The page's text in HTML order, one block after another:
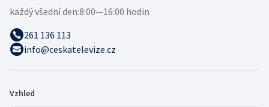
každý všední den:8:00—16:00 hodin
261 136 113
info@ceskatelevize.cz
Vzhled